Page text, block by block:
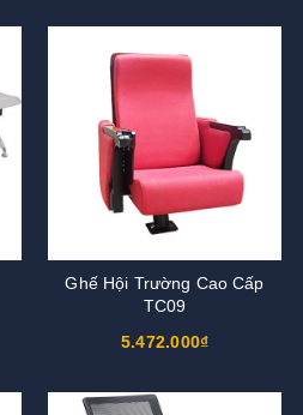
Ghế Hội Trường Cao Cấp
TC09
5.472.000₫